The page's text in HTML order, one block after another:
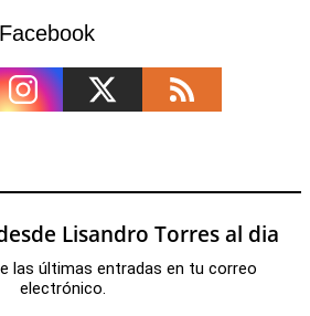
Lisandro Torres al dia
las últimas entradas en tu correo
electrónico.